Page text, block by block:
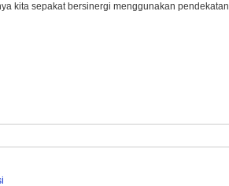
kita sepakat bersinergi menggunakan pendekatan